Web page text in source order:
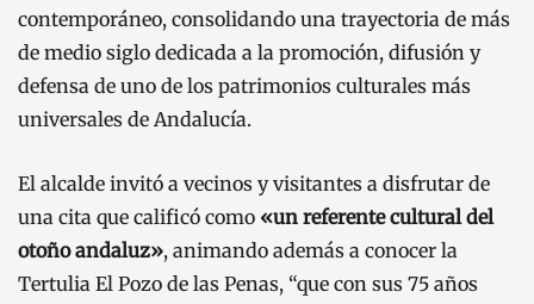
contemporáneo, consolidando una trayectoria de más
de medio siglo dedicada a la promoción, difusión y
defensa de uno de los patrimonios culturales más
universales de Andalucía.
El alcalde invitó a vecinos y visitantes a disfrutar de
una cita que calificó como «un referente cultural del
otoño andaluz», animando además a conocer la
Tertulia El Pozo de las Penas, “que con sus 75 años